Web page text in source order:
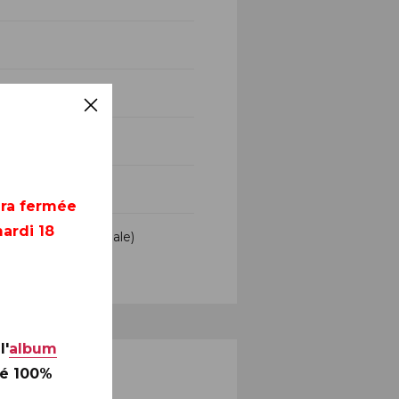
Internationale)
fermée
18
album
100%